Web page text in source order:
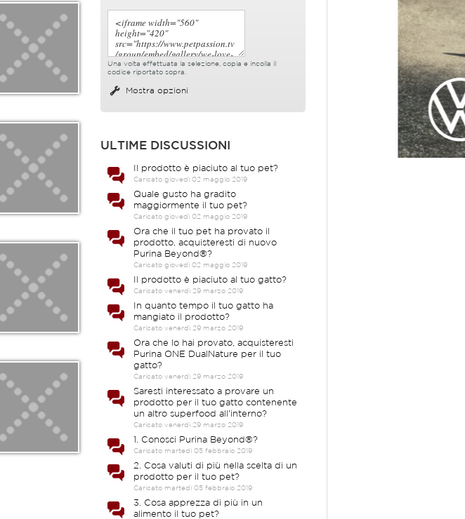
Una volta effettuata la selezione, copia e incolla il
codice riportato sopra.
Mostra opzioni
ULTIME DISCUSSIONI
Il prodotto è piaciuto al tuo pet?
Caricato giovedì 02 maggio 2019
Quale gusto ha gradito
maggiormente il tuo pet?
Caricato giovedì 02 maggio 2019
Ora che il tuo pet ha provato il
prodotto, acquisteresti di nuovo
Purina Beyond®?
Caricato giovedì 02 maggio 2019
Il prodotto è piaciuto al tuo gatto?
Caricato venerdì 29 marzo 2019
In quanto tempo il tuo gatto ha
mangiato il prodotto?
Caricato venerdì 29 marzo 2019
Ora che lo hai provato, acquisteresti
Purina ONE DualNature per il tuo
gatto?
Caricato venerdì 29 marzo 2019
Saresti interessato a provare un
prodotto per il tuo gatto contenente
un altro superfood all'interno?
Caricato venerdì 29 marzo 2019
1. Conosci Purina Beyond®?
Caricato martedì 05 febbraio 2019
2. Cosa valuti di più nella scelta di un
prodotto per il tuo pet?
Caricato martedì 05 febbraio 2019
3. Cosa apprezza di più in un
alimento il tuo pet?